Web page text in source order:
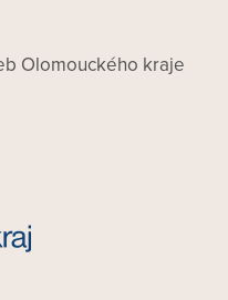
Olomouckého kraje